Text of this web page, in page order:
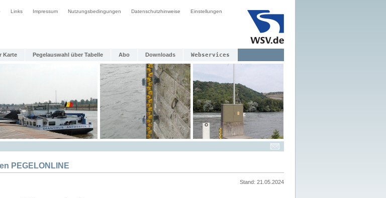
Links Impressum Nutzungsbedingungen Datenschutzhinweise Einstellungen
Karte Pegelauswahl über Tabelle Abo Downloads Webservices
PEGELONLINE
Stand: 21.05.2024